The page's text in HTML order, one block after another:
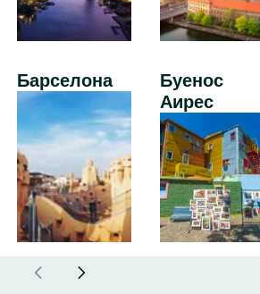
Барселона
Буенос
Аирес